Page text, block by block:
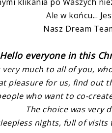
Ale w końcu...
Nasz Dream
Hello everyone in this
very much to all of you,
pleasure for us, find out
who want to co-
The choice was very
nights, full of